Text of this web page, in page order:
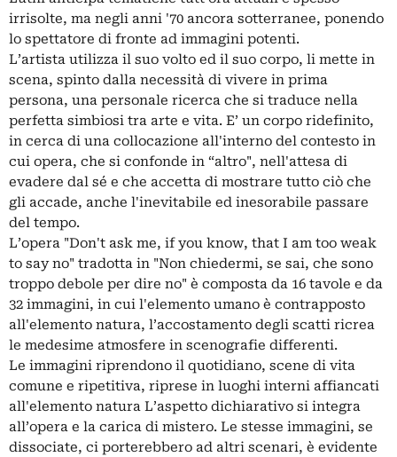
irrisolte, ma negli anni '70 ancora sotterranee, ponendo
lo spettatore di fronte ad immagini potenti.
L’artista utilizza il suo volto ed il suo corpo, li mette in
scena, spinto dalla necessità di vivere in prima
persona, una personale ricerca che si traduce nella
perfetta simbiosi tra arte e vita. E’ un corpo ridefinito,
in cerca di una collocazione all'interno del contesto in
cui opera, che si confonde in “altro", nell'attesa di
evadere dal sé e che accetta di mostrare tutto ciò che
gli accade, anche l'inevitabile ed inesorabile passare
del tempo.
L’opera "Don't ask me, if you know, that I am too weak
to say no" tradotta in "Non chiedermi, se sai, che sono
troppo debole per dire no" è composta da 16 tavole e da
32 immagini, in cui l'elemento umano è contrapposto
all'elemento natura, l’accostamento degli scatti ricrea
le medesime atmosfere in scenografie differenti.
Le immagini riprendono il quotidiano, scene di vita
comune e ripetitiva, riprese in luoghi interni affiancati
all'elemento natura L’aspetto dichiarativo si integra
all’opera e la carica di mistero. Le stesse immagini, se
dissociate, ci porterebbero ad altri scenari, è evidente